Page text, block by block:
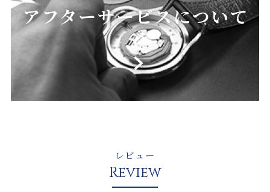
レビュー
Review